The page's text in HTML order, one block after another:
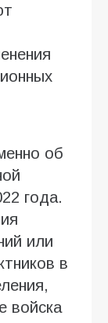
об
года.
или
в
войска